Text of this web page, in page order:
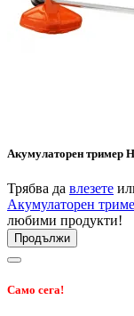
Акумулаторен тример
Трябва да влезете
Акумулаторен
любими продукти!
Продължи
Само сега!